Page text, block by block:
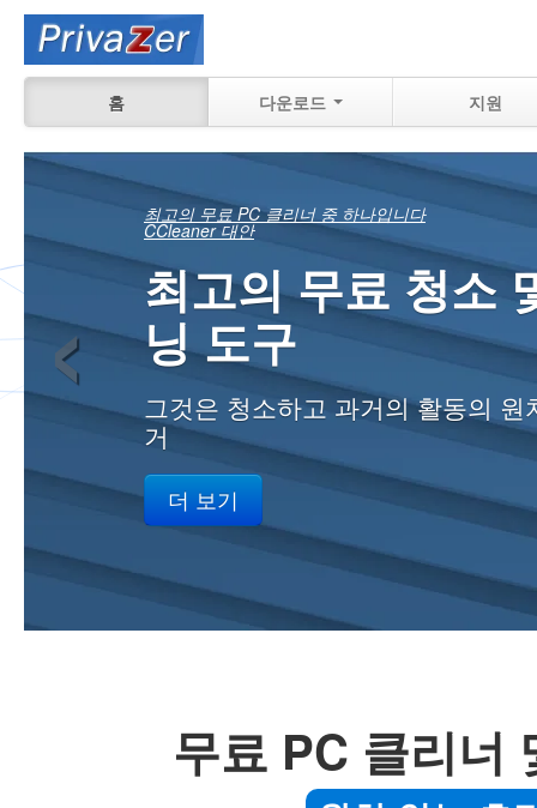
홈 다운로드 지원
복구할 수 있는 내
인
집에서, 직장에서 PC에 과거 활동
‹
무료 PC 클리너